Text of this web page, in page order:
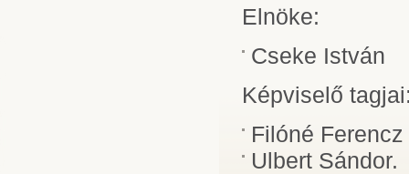
Elnöke:
Cseke István
Képviselő
Filóné
Ulbert Sándor.